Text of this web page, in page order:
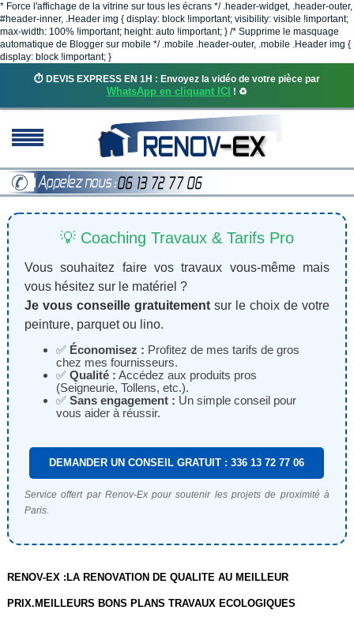
* Force l'affichage de la vitrine sur tous les écrans */ .header-widget, .header-outer,
#header-inner, .Header img { display: block !important; visibility: visible !important;
max-width: 100% !important; height: auto !important; } /* Supprime le masquage
automatique de Blogger sur mobile */ .mobile .header-outer, .mobile .Header img {
display: block !important; }
⏱️ DEVIS EXPRESS EN 1H : Envoyez la vidéo de votre pièce par
WhatsApp en cliquant ICI ! ♻️
💡 Coaching Travaux & Tarifs Pro
Vous souhaitez faire vos travaux vous-même mais
vous hésitez sur le matériel ?
Je vous conseille gratuitementsur le choix de votre
peinture, parquet ou lino.
✅ Économisez : Profitez de mes tarifs de gros
chez mes fournisseurs.
✅ Qualité : Accédez aux produits pros
(Seigneurie, Tollens, etc.).
✅ Sans engagement : Un simple conseil pour
vous aider à réussir.
DEMANDER UN CONSEIL GRATUIT : 336 13 72 77 06
Service offert par Renov-Ex pour soutenir les projets de proximité à
Paris.
RENOV-EX :LA RENOVATION DE QUALITE AU MEILLEUR
PRIX.MEILLEURS BONS PLANS TRAVAUX ECOLOGIQUES